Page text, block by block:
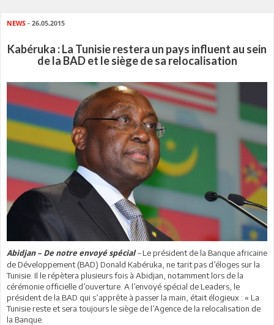
NEWS - 26.05.2015
Kabéruka : La Tunisie restera un pays influent au sein
de la BAD et le siège de sa relocalisation
Abidjan – De notre envoyé spécial–Le président de la Banque africaine
de Développement (BAD) Donald Kabéruka, ne tarit pas d’éloges sur la
Tunisie. Il le répètera plusieurs fois à Abidjan, notamment lors de la
cérémonie officielle d’ouverture. A l’envoyé spécial de Leaders, le
président de la BAD qui s’apprête à passer la main, était élogieux : « La
Tunisie reste et sera toujours le siège de l’Agence de la relocalisation de
la Banque.